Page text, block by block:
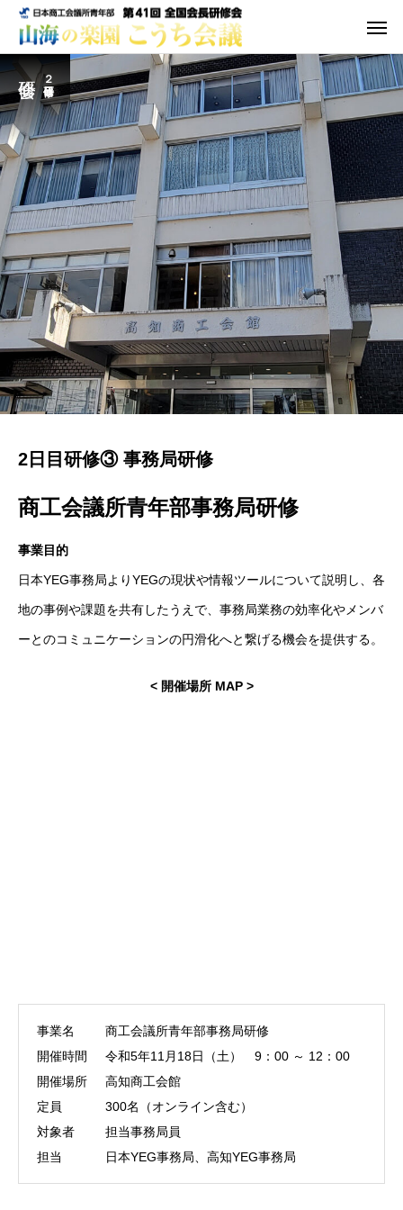
２日目研修
2日目研修③ 事務局研修
商工会議所青年部事務局研修
事業目的
日本YEG事務局よりYEGの現状や情報ツールについて説明し、各
地の事例や課題を共有したうえで、事務局業務の効率化やメンバ
ーとのコミュニケーションの円滑化へと繋げる機会を提供する。
< 開催場所 MAP >
事業名
商工会議所青年部事務局研修
開催時間
令和5年11月18日（土） 9：00 ～ 12：00
開催場所
高知商工会館
定員
300名（オンライン含む）
対象者
担当事務局員
担当
日本YEG事務局、高知YEG事務局